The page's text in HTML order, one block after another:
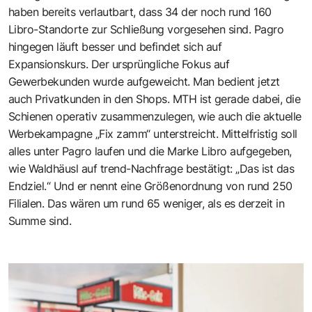
haben bereits verlautbart, dass 34 der noch rund 160
Libro-Standorte zur Schließung vorgesehen sind. Pagro
hingegen läuft besser und befindet sich auf
Expansionskurs. Der ursprüngliche Fokus auf
Gewerbekunden wurde aufgeweicht. Man bedient jetzt
auch Privatkunden in den Shops. MTH ist gerade dabei, die
Schienen operativ zusammenzulegen, wie auch die aktuelle
Werbekampagne „Fix zamm“ unterstreicht. Mittelfristig soll
alles unter Pagro laufen und die Marke Libro aufgegeben,
wie Waldhäusl auf trend-Nachfrage bestätigt: „Das ist das
Endziel.“ Und er nennt eine Größenordnung von rund 250
Filialen. Das wären um rund 65 weniger, als es derzeit in
Summe sind.